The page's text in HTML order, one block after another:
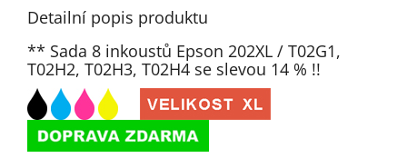
Detailní popis produktu
** Sada 8 inkoustů Epson 202XL / T02G1,
T02H2, T02H3, T02H4 se slevou 14 % !!